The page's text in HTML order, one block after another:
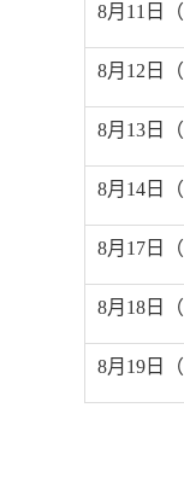
8月 11 日
8月 12 日
8月 13 日
8月 14 日
8月 17 日
8月 18 日
8月 19 日